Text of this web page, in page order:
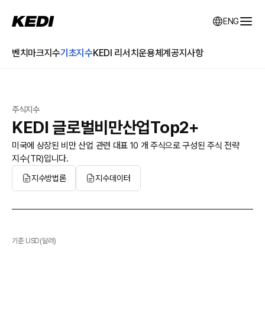
KEDI Korea Economic Daily Index
벤치마크지수기초지수KEDI 리서치운용체계공지사항
ENG
주식지수
KEDI 글로벌비만산업Top2+
미국에 상장된 비만 산업 관련 대표 10 개 주식으로 구성된 주식 전략
지수(TR)입니다.
지수방법론 지수데이터
기준 USD(달러)